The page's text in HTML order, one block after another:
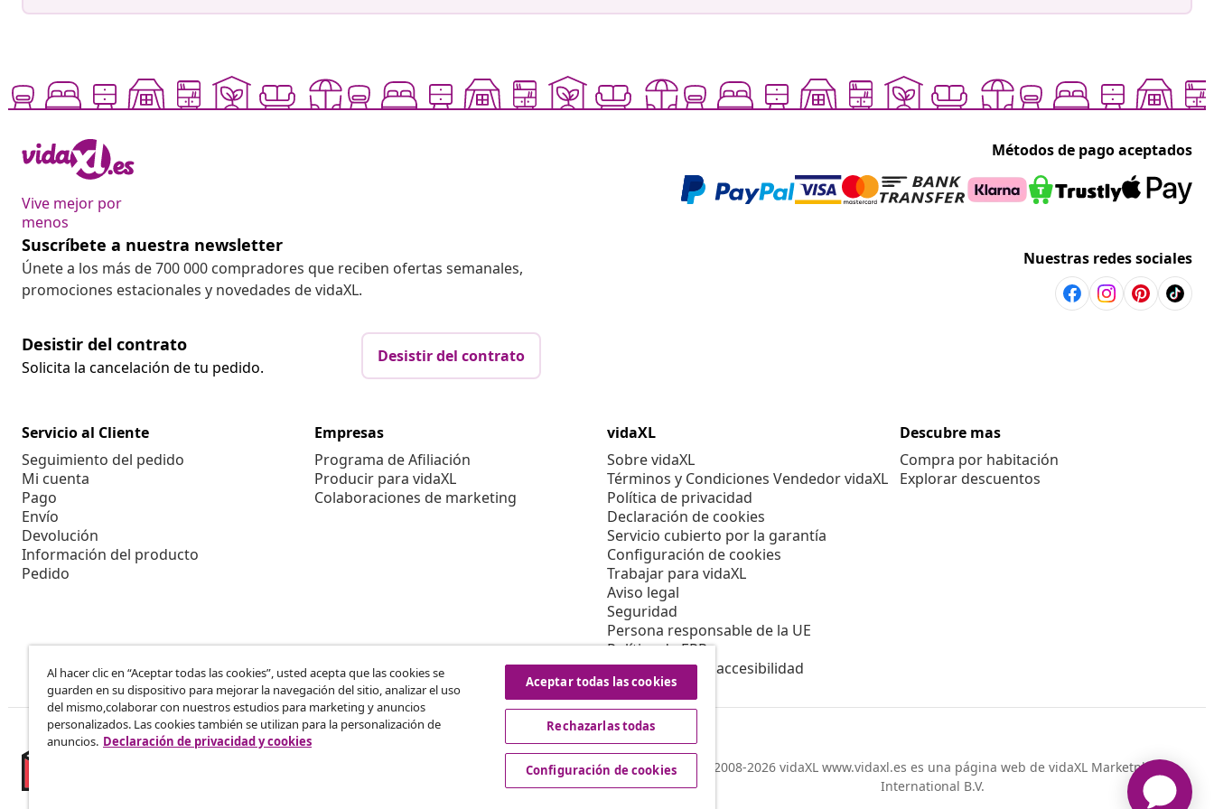
Vive mejor por
menos
Métodos de pago aceptados
Suscríbete a nuestra newsletter
Únete a los más de 700 000 compradores que reciben ofertas semanales,
promociones estacionales y novedades de vidaXL.
Nuestras redes sociales
Desistir del contrato
Solicita la cancelación de tu pedido.
Desistir del contrato
Servicio al Cliente
Seguimiento del pedido
Mi cuenta
Pago
Envío
Devolución
Información del producto
Pedido
Empresas
Programa de Afiliación
Producir para vidaXL
Colaboraciones de marketing
vidaXL
Sobre vidaXL
Términos y Condiciones Vendedor vidaXL
Política de privacidad
Declaración de cookies
Servicio cubierto por la garantía
Configuración de cookies
Trabajar para vidaXL
Aviso legal
Seguridad
Persona responsable de la UE
Política de EPR
Información de accesibilidad
Descubre mas
Compra por habitación
Explorar descuentos
© 2008-2026 vidaXL www.vidaxl.es es una página web de vidaXL Marketplace
International B.V.
Al hacer clic en “Aceptar todas las cookies”, usted acepta que las cookies se
guarden en su dispositivo para mejorar la navegación del sitio, analizar el uso
del mismo,colaborar con nuestros estudios para marketing y anuncios
personalizados. Las cookies también se utilizan para la personalización de
anuncios. Declaración de privacidad y cookies
Aceptar todas las cookies
Rechazarlas todas
Configuración de cookies